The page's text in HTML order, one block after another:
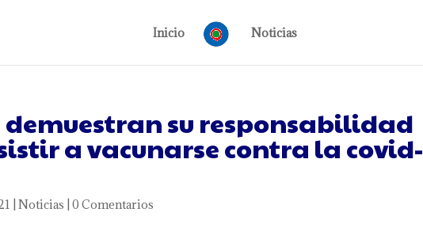
Inicio Noticias
demuestran su responsabilidad
a vacunarse contra la covid-
|Noticias |0 Comentarios